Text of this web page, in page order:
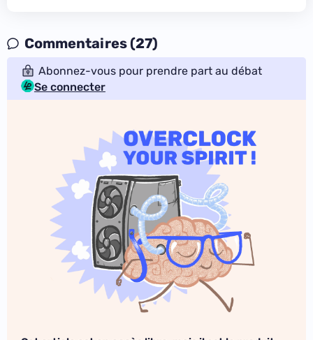
Commentaires (27)
Abonnez-vous pour prendre part au débat
Se connecter